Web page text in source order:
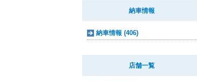
納車情報
納車情報 (406)
店舗一覧